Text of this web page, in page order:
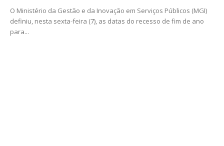
O Ministério da Gestão e da Inovação em Serviços Públicos (MGI)
definiu, nesta sexta-feira (7), as datas do recesso de fim de ano
para...